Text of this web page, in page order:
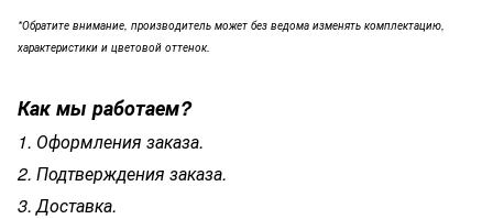
*Обратите внимание, производитель может без ведома изменять комплектацию,
характеристики и цветовой оттенок.
Как мы работаем?
1. Оформления заказа.
2. Подтверждения заказа.
3. Доставка.